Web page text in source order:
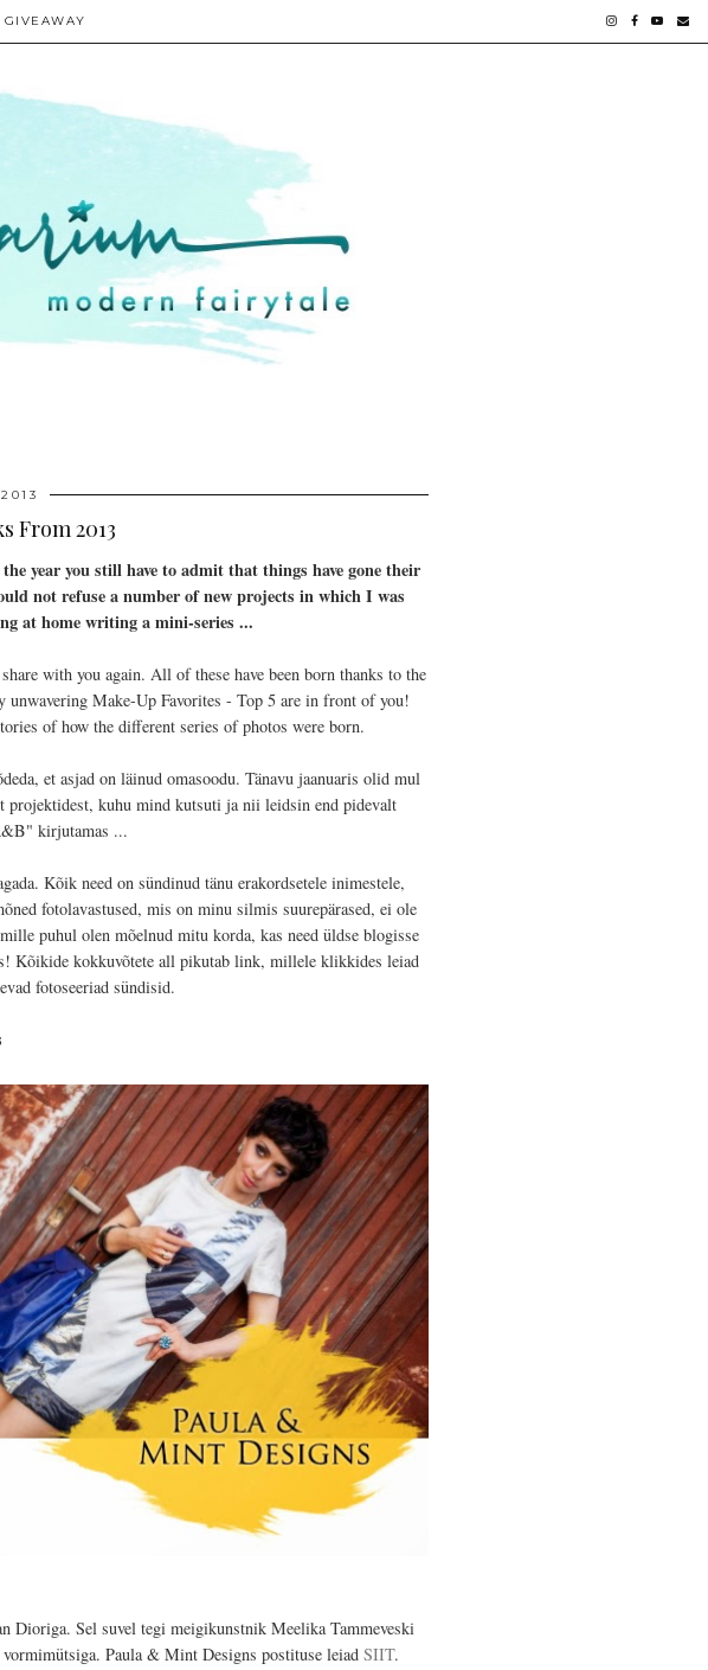
GIVEAWAY
From 2013
year you stillhaveto admit that things have gone their
notrefusea number ofnew projects in whichI was
at homewriting amini-series ...
with you again. All of these have been born thanks to the
unwavering Make-Up Favorites - Top 5 are in front of you!
ofhow the different series of photos were born.
et asjad on läinud omasoodu. Tänavu jaanuaris olid mul
projektidest, kuhu mind kutsuti ja nii leidsin end pidevalt
kirjutamas ...
Kõik need on sündinud tänu erakordsetele inimestele,
fotolavastused, mis on minu silmis suurepärased, ei ole
puhul olen mõelnud mitu korda, kas need üldse blogisse
Kõikide kokkuvõtete all pikutab link, millele klikkides leiad
fotoseeriad sündisid.
Dioriga. Sel suvel tegi meigikunstnik Meelika Tammeveski
Paula & Mint Designs postituse leiad SIIT.